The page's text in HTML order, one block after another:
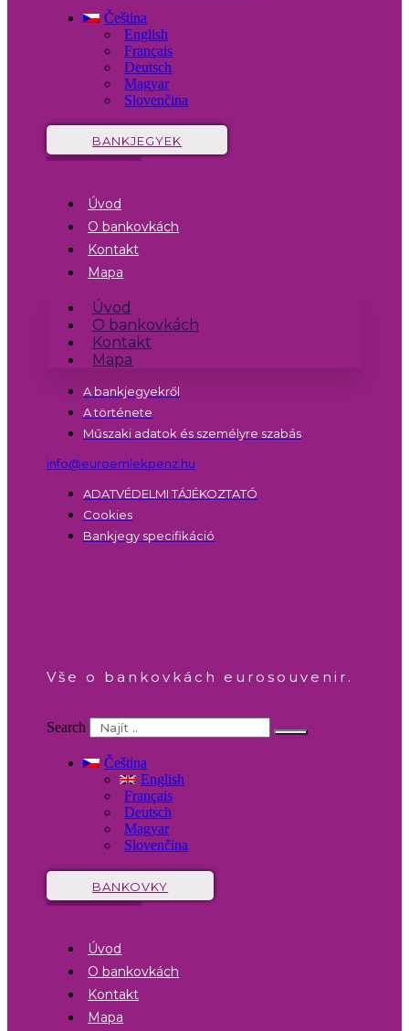
Čeština
English
Français
Deutsch
Magyar
Slovenčina
BANKJEGYEK
Úvod
O bankovkách
Kontakt
Mapa
Úvod
O bankovkách
Kontakt
Mapa
A bankjegyekről
A története
Műszaki adatok és személyre szabás
info@euroemlekpenz.hu
ADATVÉDELMI TÁJÉKOZTATÓ
Cookies
Bankjegy specifikáció
Vše o bankovkách eurosouvenir.
Search
Čeština
English
Français
Deutsch
Magyar
Slovenčina
BANKOVKY
Úvod
O bankovkách
Kontakt
Mapa